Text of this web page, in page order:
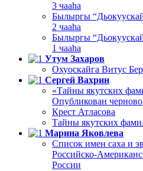
3 чааһа
Былыргы
2 чааһа
Былыргы
1 чааһа
Утум Захаров
Охуоскайга Витус
Сергей Вахрин
«Тайны якутских
Опубликован
Крест Атласова
Тайны якутских
Марина Яковлева
Список имен саха и
Российско-
России